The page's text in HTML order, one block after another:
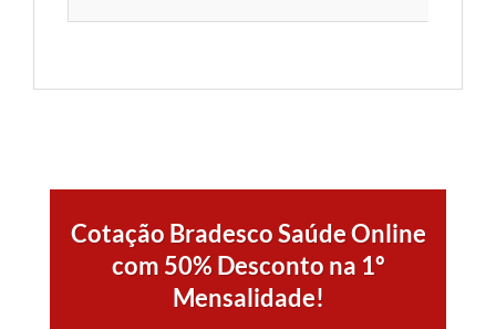
Cotação Bradesco Saúde Online
com 50% Desconto na 1º
Mensalidade!